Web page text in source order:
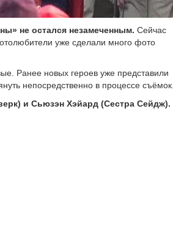
не остался незамеченным. Сейчас
уже сделали много фото
Ранее новых героев уже представили
непосредственно в процессе съёмок.
и Сьюзэн Хэйард (Сестра Сейдж).